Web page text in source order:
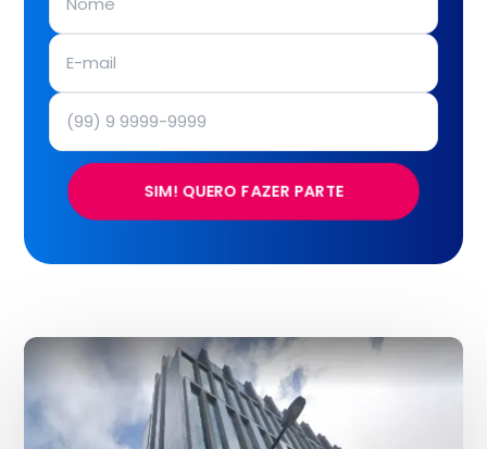
SIM! QUERO FAZER PARTE